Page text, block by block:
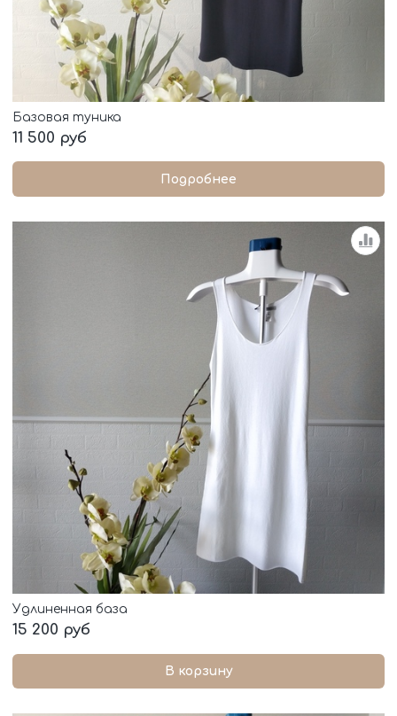
Базовая туника
11 500 руб
Подробнее
Удлиненная база
15 200 руб
В корзину